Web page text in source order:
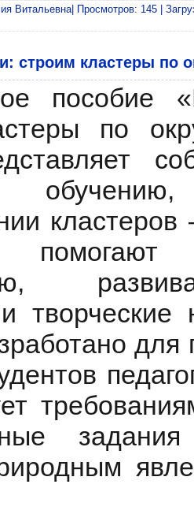
Витальевна| Просмотров: 145 |
строим кластеры по
пособие
по
творческие
для